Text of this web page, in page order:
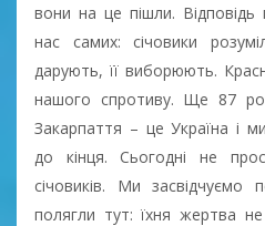
вони на це пішли. Відповідь
нас самих: січовики
дарують, її виборюють.
нашого спротиву. Ще 87
Закарпаття – це Україна і
до кінця. Сьогодні не
січовиків. Ми
полягли тут: їхня жертва